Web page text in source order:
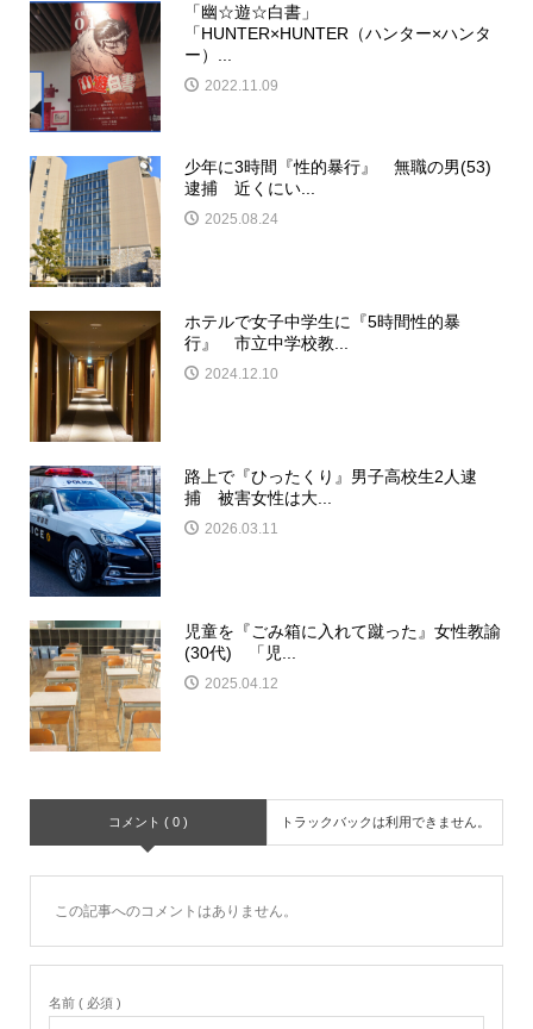
「幽☆遊☆白書」
「HUNTER×HUNTER（ハンター×ハンタ
ー）...
2022.11.09
少年に3時間『性的暴行』 無職の男(53)
逮捕 近くにい...
2025.08.24
ホテルで女子中学生に『5時間性的暴
行』 市立中学校教...
2024.12.10
路上で『ひったくり』男子高校生2人逮
捕 被害女性は大...
2026.03.11
児童を『ごみ箱に入れて蹴った』女性教諭
(30代) 「児...
2025.04.12
コメント ( 0 ) トラックバックは利用できません。
この記事へのコメントはありません。
名前 ( 必須 )